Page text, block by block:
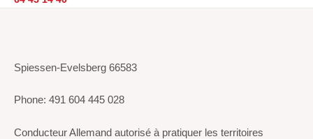
Spiessen-Evelsberg 66583
Phone: 491 604 445 028
Conducteur Allemand autorisé à pratiquer les territoires